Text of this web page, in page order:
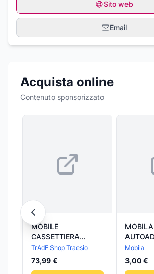
Sito web
Email
Acquista online
Contenuto sponsorizzato
MOBILE
CASSETTIERA
LEGNO CON 3
CASSETTI
ARREDAMENTI
TrAdE Shop Traesio
73,99 €
MOBILI
Mobila
3,00 €